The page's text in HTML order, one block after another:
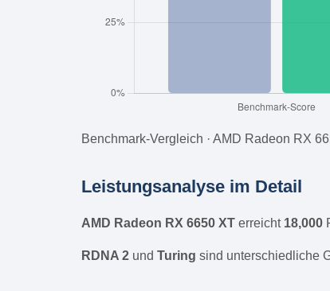
Benchmark-Vergleich · AMD Radeon RX
Leistungsanalyse im Detail
AMD Radeon RX 6650 XT erreicht 18,000
RDNA 2 und Turing sind unterschiedliche